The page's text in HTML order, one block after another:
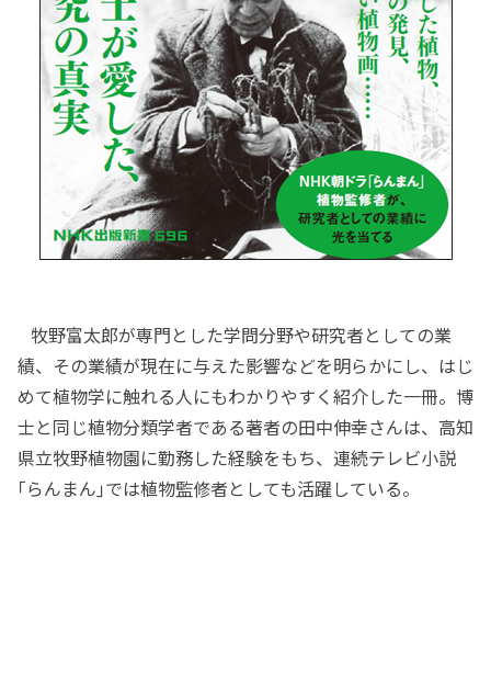
牧野富太郎が専門とした学問分野や研究者としての業
績、その業績が現在に与えた影響などを明らかにし、はじ
めて植物学に触れる人にもわかりやすく紹介した一冊。博
士と同じ植物分類学者である著者の田中伸幸さんは、高知
県立牧野植物園に勤務した経験をもち、連続テレビ小説
｢らんまん｣では植物監修者としても活躍している。